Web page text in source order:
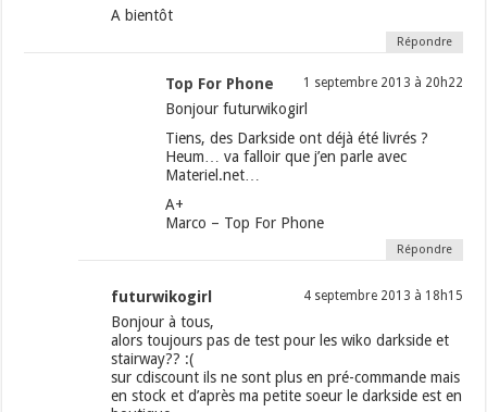
A bientôt
Répondre
Top For Phone 1 septembre 2013 à 20h22
Bonjour futurwikogirl
Tiens, des Darkside ont déjà été livrés ?
Heum… va falloir que j’en parle avec
Materiel.net…
A+
Marco – Top For Phone
Répondre
futurwikogirl 4 septembre 2013 à 18h15
Bonjour à tous,
alors toujours pas de test pour les wiko darkside et
stairway?? :(
sur cdiscount ils ne sont plus en pré-commande mais
en stock et d’après ma petite soeur le darkside est en